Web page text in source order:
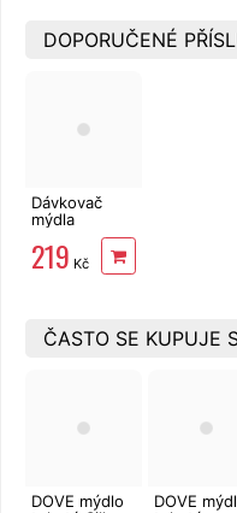
DOPORUČENÉ
Dávkovač
mýdla
Freshhh
219 Kč
ČASTO SE KUPUJE
DOVE mýdlo
DOVE